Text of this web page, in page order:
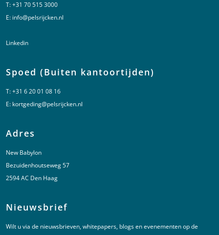
T:+31 70 515 3000
E: info@pelsrijcken.nl
Linkedin
Spoed (Buiten kantoortijden)
T:+31 6 20 01 08 16
E: kortgeding@pelsrijcken.nl
Adres
New Babylon
Bezuidenhoutseweg 57
2594 AC Den Haag
Nieuwsbrief
Wilt u via de nieuwsbrieven, whitepapers, blogs en evenementen op de